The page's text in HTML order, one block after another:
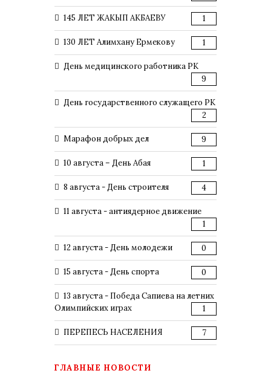
145 ЛЕТ ЖАКЫП АКБАЕВУ 1
130 ЛЕТ Алимхану Ермекову 1
День медицинского работника РК
9
День государственного служащего РК
2
Марафон добрых дел 9
10 августа – День Абая 1
8 августа - День строителя 4
11 августа - антиядерное движение
1
12 августа - День молодежи 0
15 августа - День спорта 0
13 августа - Победа Сапиева на летних
Олимпийских играх
1
ПЕРЕПЕСЬ НАСЕЛЕНИЯ 7
ГЛАВНЫЕ НОВОСТИ